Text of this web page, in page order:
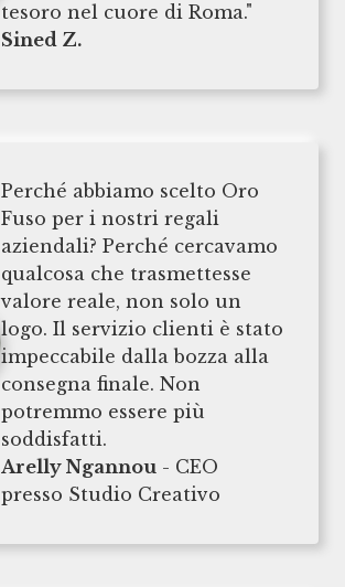
tesoro nel cuore di Roma."
Sined Z.
Perché abbiamo scelto Oro
Fuso per i nostri regali
aziendali? Perché cercavamo
qualcosa che trasmettesse
valore reale, non solo un
logo. Il servizio clienti è stato
impeccabile dalla bozza alla
consegna finale. Non
potremmo essere più
soddisfatti.
Arelly Ngannou - CEO
presso Studio Creativo